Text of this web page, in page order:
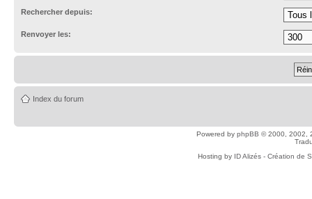
Rechercher depuis:
Renvoyer les:
Index du forum
Powered by phpBB © 2000, 2002,
Hosting by ID Alizés - Création de